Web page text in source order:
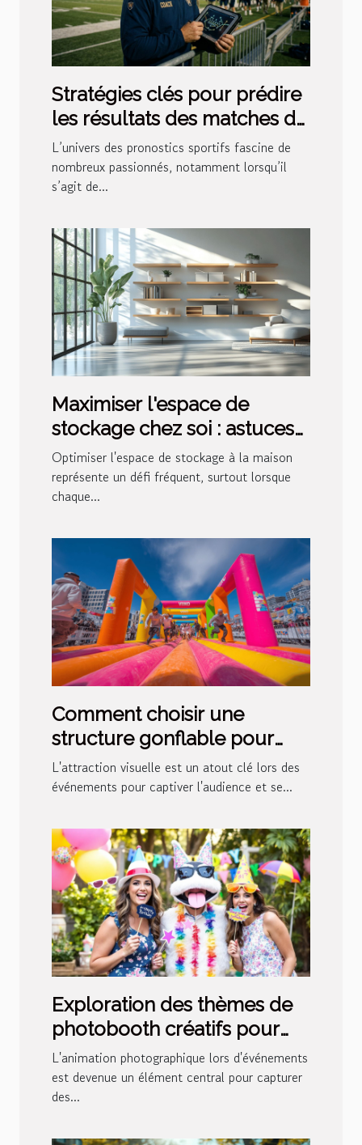
Stratégies clés pour prédire
les résultats des matches de
football
L’univers des pronostics sportifs fascine de
nombreux passionnés, notamment lorsqu’il
s’agit de...
Maximiser l'espace de
stockage chez soi : astuces
et innovations
Optimiser l'espace de stockage à la maison
représente un défi fréquent, surtout lorsque
chaque...
Comment choisir une
structure gonflable pour
maximiser votre visibilité lors
d'événements
L'attraction visuelle est un atout clé lors des
événements pour captiver l'audience et se...
Exploration des thèmes de
photobooth créatifs pour
divers événements
L'animation photographique lors d'événements
est devenue un élément central pour capturer
des...